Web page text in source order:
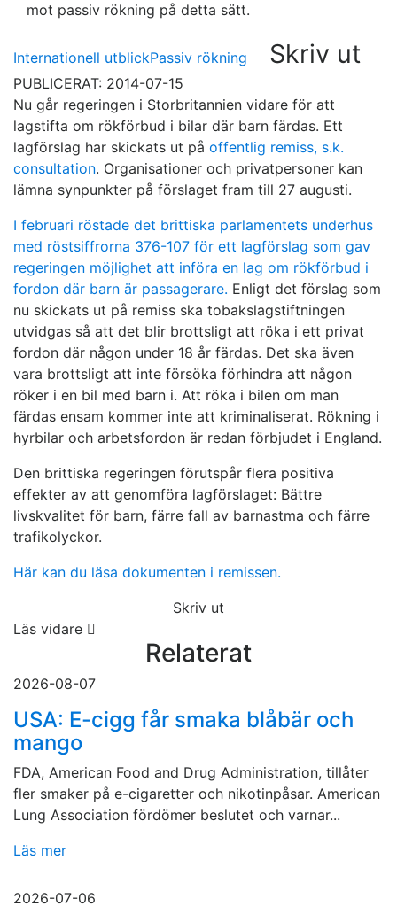
mot passiv rökning på detta sätt.
Internationell utblickPassiv rökning Skriv ut
PUBLICERAT: 2014-07-15
Nu går regeringen i Storbritannien vidare för att
lagstifta om rökförbud i bilar där barn färdas. Ett
lagförslag har skickats ut på offentlig remiss, s.k.
consultation. Organisationer och privatpersoner kan
lämna synpunkter på förslaget fram till 27 augusti.
I februari röstade det brittiska parlamentets underhus
med röstsiffrorna 376-107 för ett lagförslag som gav
regeringen möjlighet att införa en lag om rökförbud i
fordon där barn är passagerare. Enligt det förslag som
nu skickats ut på remiss ska tobakslagstiftningen
utvidgas så att det blir brottsligt att röka i ett privat
fordon där någon under 18 år färdas. Det ska även
vara brottsligt att inte försöka förhindra att någon
röker i en bil med barn i. Att röka i bilen om man
färdas ensam kommer inte att kriminaliserat. Rökning i
hyrbilar och arbetsfordon är redan förbjudet i England.
Den brittiska regeringen förutspår flera positiva
effekter av att genomföra lagförslaget: Bättre
livskvalitet för barn, färre fall av barnastma och färre
trafikolyckor.
Här kan du läsa dokumenten i remissen.
Skriv ut
Läs vidare
Relaterat
2026-08-07
USA: E-cigg får smaka blåbär och
mango
FDA, American Food and Drug Administration, tillåter
fler smaker på e-cigaretter och nikotinpåsar. American
Lung Association fördömer beslutet och varnar...
Läs mer
2026-07-06